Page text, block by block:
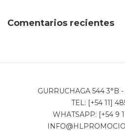
Comentarios recientes
GURRUCHAGA 544 3°B
TEL: [+54 11]
WHATSAPP: [+54 9